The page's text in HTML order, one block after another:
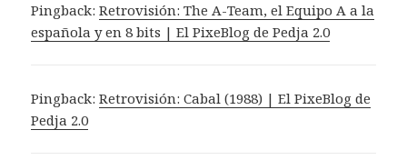
Pingback:Retrovisión: The A-Team, el Equipo A a la
española y en 8 bits | El PixeBlog de Pedja 2.0
Pingback:Retrovisión: Cabal (1988) | El PixeBlog de
Pedja 2.0